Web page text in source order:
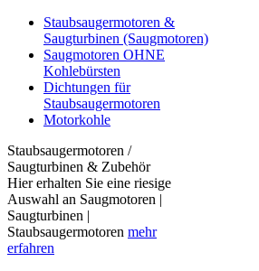
Staubsaugermotoren &
Saugturbinen (Saugmotoren)
Saugmotoren OHNE
Kohlebürsten
Dichtungen für
Staubsaugermotoren
Motorkohle
Staubsaugermotoren /
Saugturbinen & Zubehör
Hier erhalten Sie eine riesige
Auswahl an Saugmotoren |
Saugturbinen |
Staubsaugermotoren mehr
erfahren